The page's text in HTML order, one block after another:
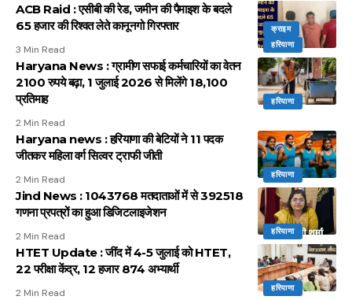
क्राइम
हरियाणा
ACB Raid : एसीबी की रेड, जमीन की पैमाइश के बदले
65 हजार की रिश्वत लेते कानूनगो गिरफ्तार
3 Min Read
हरियाणा
Haryana News : ग्रामीण सफाई कर्मचारियों का वेतन
2100 रुपये बढ़ा, 1 जुलाई 2026 से मिलेंगे 18,100
प्रतिमाह
2 Min Read
हरियाणा
Haryana news : हरियाणा की बेटियों ने 11 पदक
जीतकर महिला वर्ग सिल्वर ट्राफी जीती
2 Min Read
हरियाणा
Jind News : 1043768 मतदाताओं में से 392518
गणना प्रपत्रों का हुआ डिजिटलाइजेशन
2 Min Read
हरियाणा
HTET Update : जींद में 4-5 जुलाई को HTET,
22 परीक्षा केंद्र, 12 हजार 874 अभ्यार्थी
2 Min Read